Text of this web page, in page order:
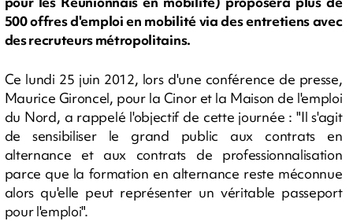
500 offres d'emploi en mobilité via des entretiens avec
des recruteurs métropolitains.
Ce lundi 25 juin 2012, lors d'une conférence de presse,
Maurice Gironcel, pour la Cinor et la Maison de l'emploi
du Nord, a rappelé l'objectif de cette journée : "Il s'agit
de sensibiliser le grand public aux contrats en
alternance et aux contrats de professionnalisation
parce que la formation en alternance reste méconnue
alors qu'elle peut représenter un véritable passeport
pour l'emploi".